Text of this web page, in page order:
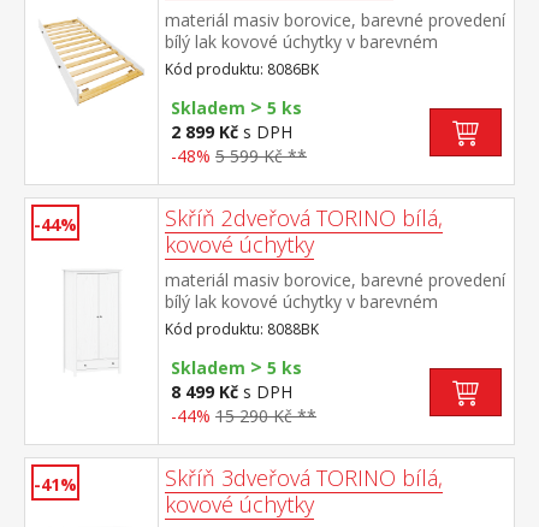
materiál masiv borovice, barevné provedení
bílý lak kovové úchytky v barevném
provedení černěná mosaz výsuvná na
kolečkách, cena bez matrace maximální
doporučená výška matrace 14
cm doporučený rozměr matrace 90 × 200
cm vhodná jako výsuvná přistýlka k
Kód produktu: 8086BK
Skladem > 5 ks
2 899 Kč s DPH
-48% 5 599 Kč **
-44%
Skříň 2dveřová TORINO bílá,
kovové úchytky
materiál masiv borovice, barevné provedení
bílý lak kovové úchytky v barevném
provedení černěná mosaz šatní skříň
vybavená šatní tyčí a policí ve spodní části
zásuvka s kovovými pojezdy vnitřek skříně
v provedení čirý nebo bílý lak doporučený
nástavec 8188BK
Kód produktu: 8088BK
Skladem > 5 ks
8 499 Kč s DPH
-44% 15 290 Kč **
-41%
Skříň 3dveřová TORINO bílá,
kovové úchytky